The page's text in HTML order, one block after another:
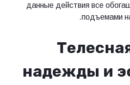
данные действия все
подъемами
надежды и